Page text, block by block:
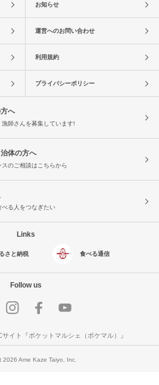
お知らせ
運営へのお問い合わせ
利用規約
プライバシーポリシー
へ
漁師さんを募集しています!
体の方へ
スのご相談はこちらから
べる人をつなぎたい
Links
さと納税 食べる通信
Follow us
イト『ポケットマルシェ（ポケマル）』
2026 Ame Kaze Taiyo, Inc.